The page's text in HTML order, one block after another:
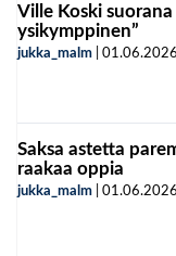
Ville Koski suorana
ysikymppinen”
jukka_malm 01.06.2026
Saksa astetta
raakaa oppia
jukka_malm 01.06.2026